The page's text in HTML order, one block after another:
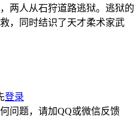
两人从石狩道路逃狱。逃狱的
，同时结识了天才柔术家武
登录
问题，请加QQ或微信反馈